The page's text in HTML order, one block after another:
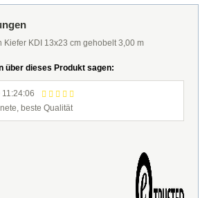
Kiefer KDI 13x23 cm gehobelt 3,00 m
über dieses Produkt sagen:
beste Qualität